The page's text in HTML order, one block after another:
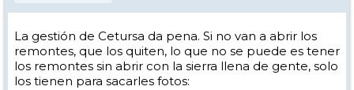
La gestión de Cetursa da pena. Si no van a abrir los
remontes, que los quiten, lo que no se puede es tener
los remontes sin abrir con la sierra llena de gente, solo
los tienen para sacarles fotos: